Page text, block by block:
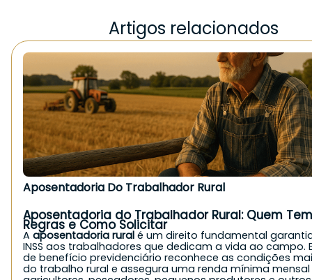
Artigos relacionados
Aposentadoria Do Trabalhador Rural
Aposentadoria do Trabalhador Rural: Quem
Regras e Como Solicitar
A aposentadoria rural é um direito fundamental
INSS aos trabalhadores que dedicam a vida ao campo.
de benefício previdenciário reconhece as condições
do trabalho rural e assegura uma renda mínima